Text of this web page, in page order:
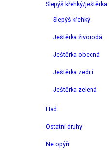
Slepýš křehký/ještěrka
Slepýš křehký
Ještěrka živorodá
Ještěrka obecná
Ještěrka zední
Ještěrka zelená
Had
Ostatní druhy
Netopýři